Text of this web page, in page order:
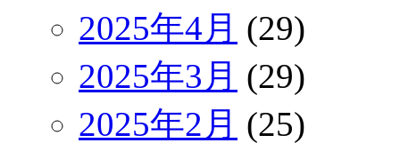
2025年4月 (29)
2025年3月 (29)
2025年2月 (25)